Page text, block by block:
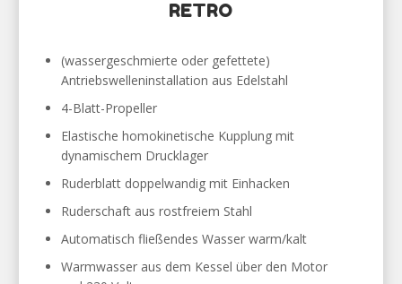
RETRO
(wassergeschmierte oder gefettete)
Antriebswelleninstallation aus Edelstahl
4-Blatt-Propeller
Elastische homokinetische Kupplung mit
dynamischem Drucklager
Ruderblatt doppelwandig mit Einhacken
Ruderschaft aus rostfreiem Stahl
Automatisch fließendes Wasser warm/kalt
Warmwasser aus dem Kessel über den Motor